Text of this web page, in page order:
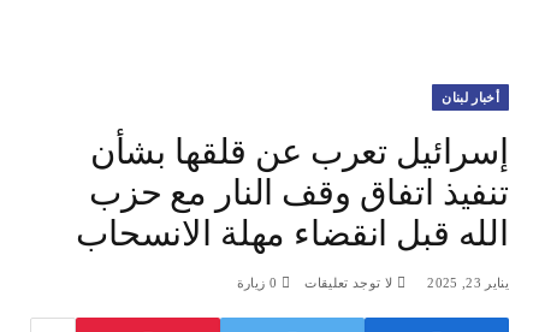
أخبار لبنان
إسرائيل تعرب عن قلقها بشأن
تنفيذ اتفاق وقف النار مع حزب
الله قبل انقضاء مهلة الانسحاب
يناير 23, 2025 لا توجد تعليقات 0 زيارة